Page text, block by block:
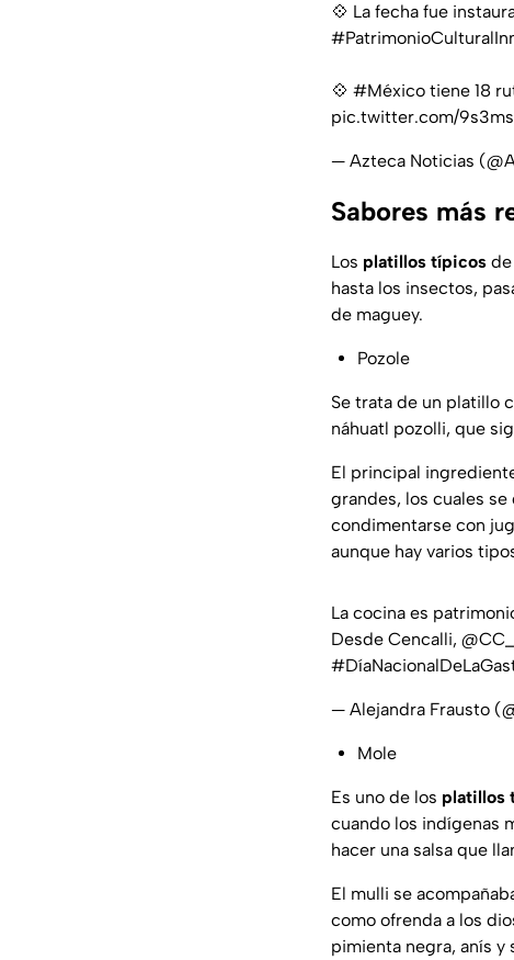
💠 La fecha fue
💠 #México tiene 18
pic.twitter.com/
— Azteca Noticias
Sabores más
Los platillos típicos
hasta los insectos,
de maguey.
Pozole
Se trata de un platillo
náhuatl pozolli, que
El principal
grandes, los cuales
condimentarse con
aunque hay varios
La cocina es
Desde Cencalli,
— Alejandra Frausto
Mole
Es uno de los platillos
cuando los indígenas
hacer una salsa que
El mulli se
como ofrenda a los
pimienta negra, anís y